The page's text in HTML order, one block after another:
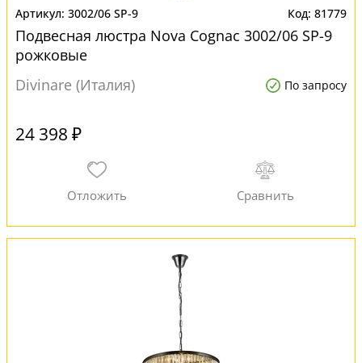
3002/06 SP-9 81779
Подвесная люстра Nova Cognac 3002/06 SP-9
рожковые
Divinare (Италия)
По запросу
24 398 ₽